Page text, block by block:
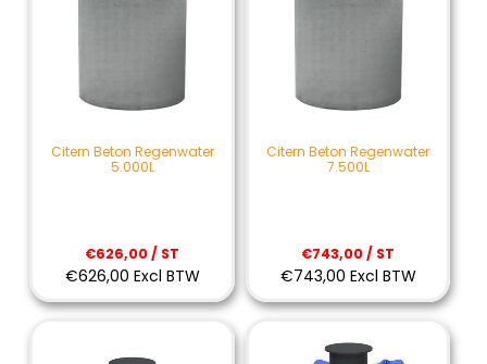
Citern Beton Regenwater
5.000L
€626,00 / ST
€626,00 Excl BTW
Citern Beton Regenwater
7.500L
€743,00 / ST
€743,00 Excl BTW